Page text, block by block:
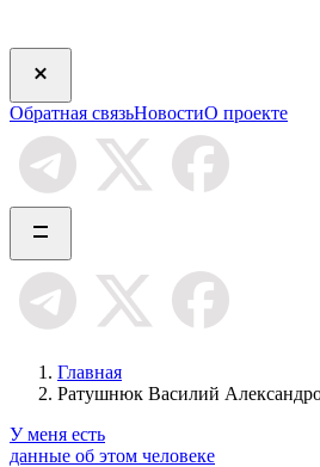
Обратная связьНовостиО проекте
Главная
Ратушнюк Василий
У меня есть
данные об этом человеке